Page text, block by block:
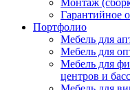
Монтаж
Гарантийное
Портфолио
Мебель для
Мебель для
Мебель для
центров и